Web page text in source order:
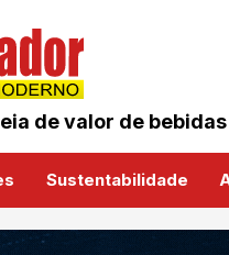
de valor de bebidas
Sustentabilidade